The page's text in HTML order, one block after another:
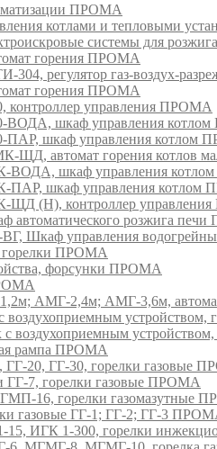
ПРОМА
котлами и тепловыми
системы для
горения ПРОМА
регулятор газ-воздух-
горения ПРОМА
контроллер управления ПРОМА
ВОДА, шкаф управления
шкаф управления котлом
автомат горения котлов
ВОДА, шкаф управления
ПАР, шкаф управления котлом
ЩД (Н), контроллер
розжига
Шкаф управления
горелки ПРОМА
форсунки ПРОМА
АМГ-2,4м; АМГ-3,6м,
воздухоприемным
с воздухоприемным
рампа ПРОМА
ГГ-20, ГГ-30, горелки газовые
ГГ-7, горелки газовые ПРОМА
16, горелки газомазутные
газовые ГГ-1; ГГ-2; ГГ-3
15, ИГК 1-300, горелки